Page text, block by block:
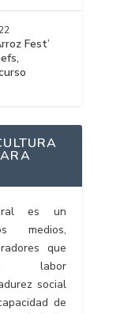
Fest’
es un
medios,
que
labor
social
de